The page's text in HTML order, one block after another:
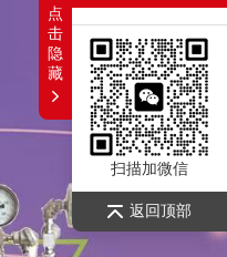
扫描加微信
返回顶部
点
击
隐
藏